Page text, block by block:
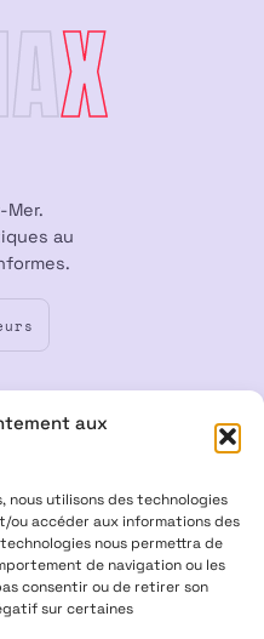
aux
nous utilisons des technologies
ou accéder aux informations des
nous permettra de
de navigation ou les
consentir ou de retirer son
sur certaines
X
Mer.
au
Cookies
droits réservés